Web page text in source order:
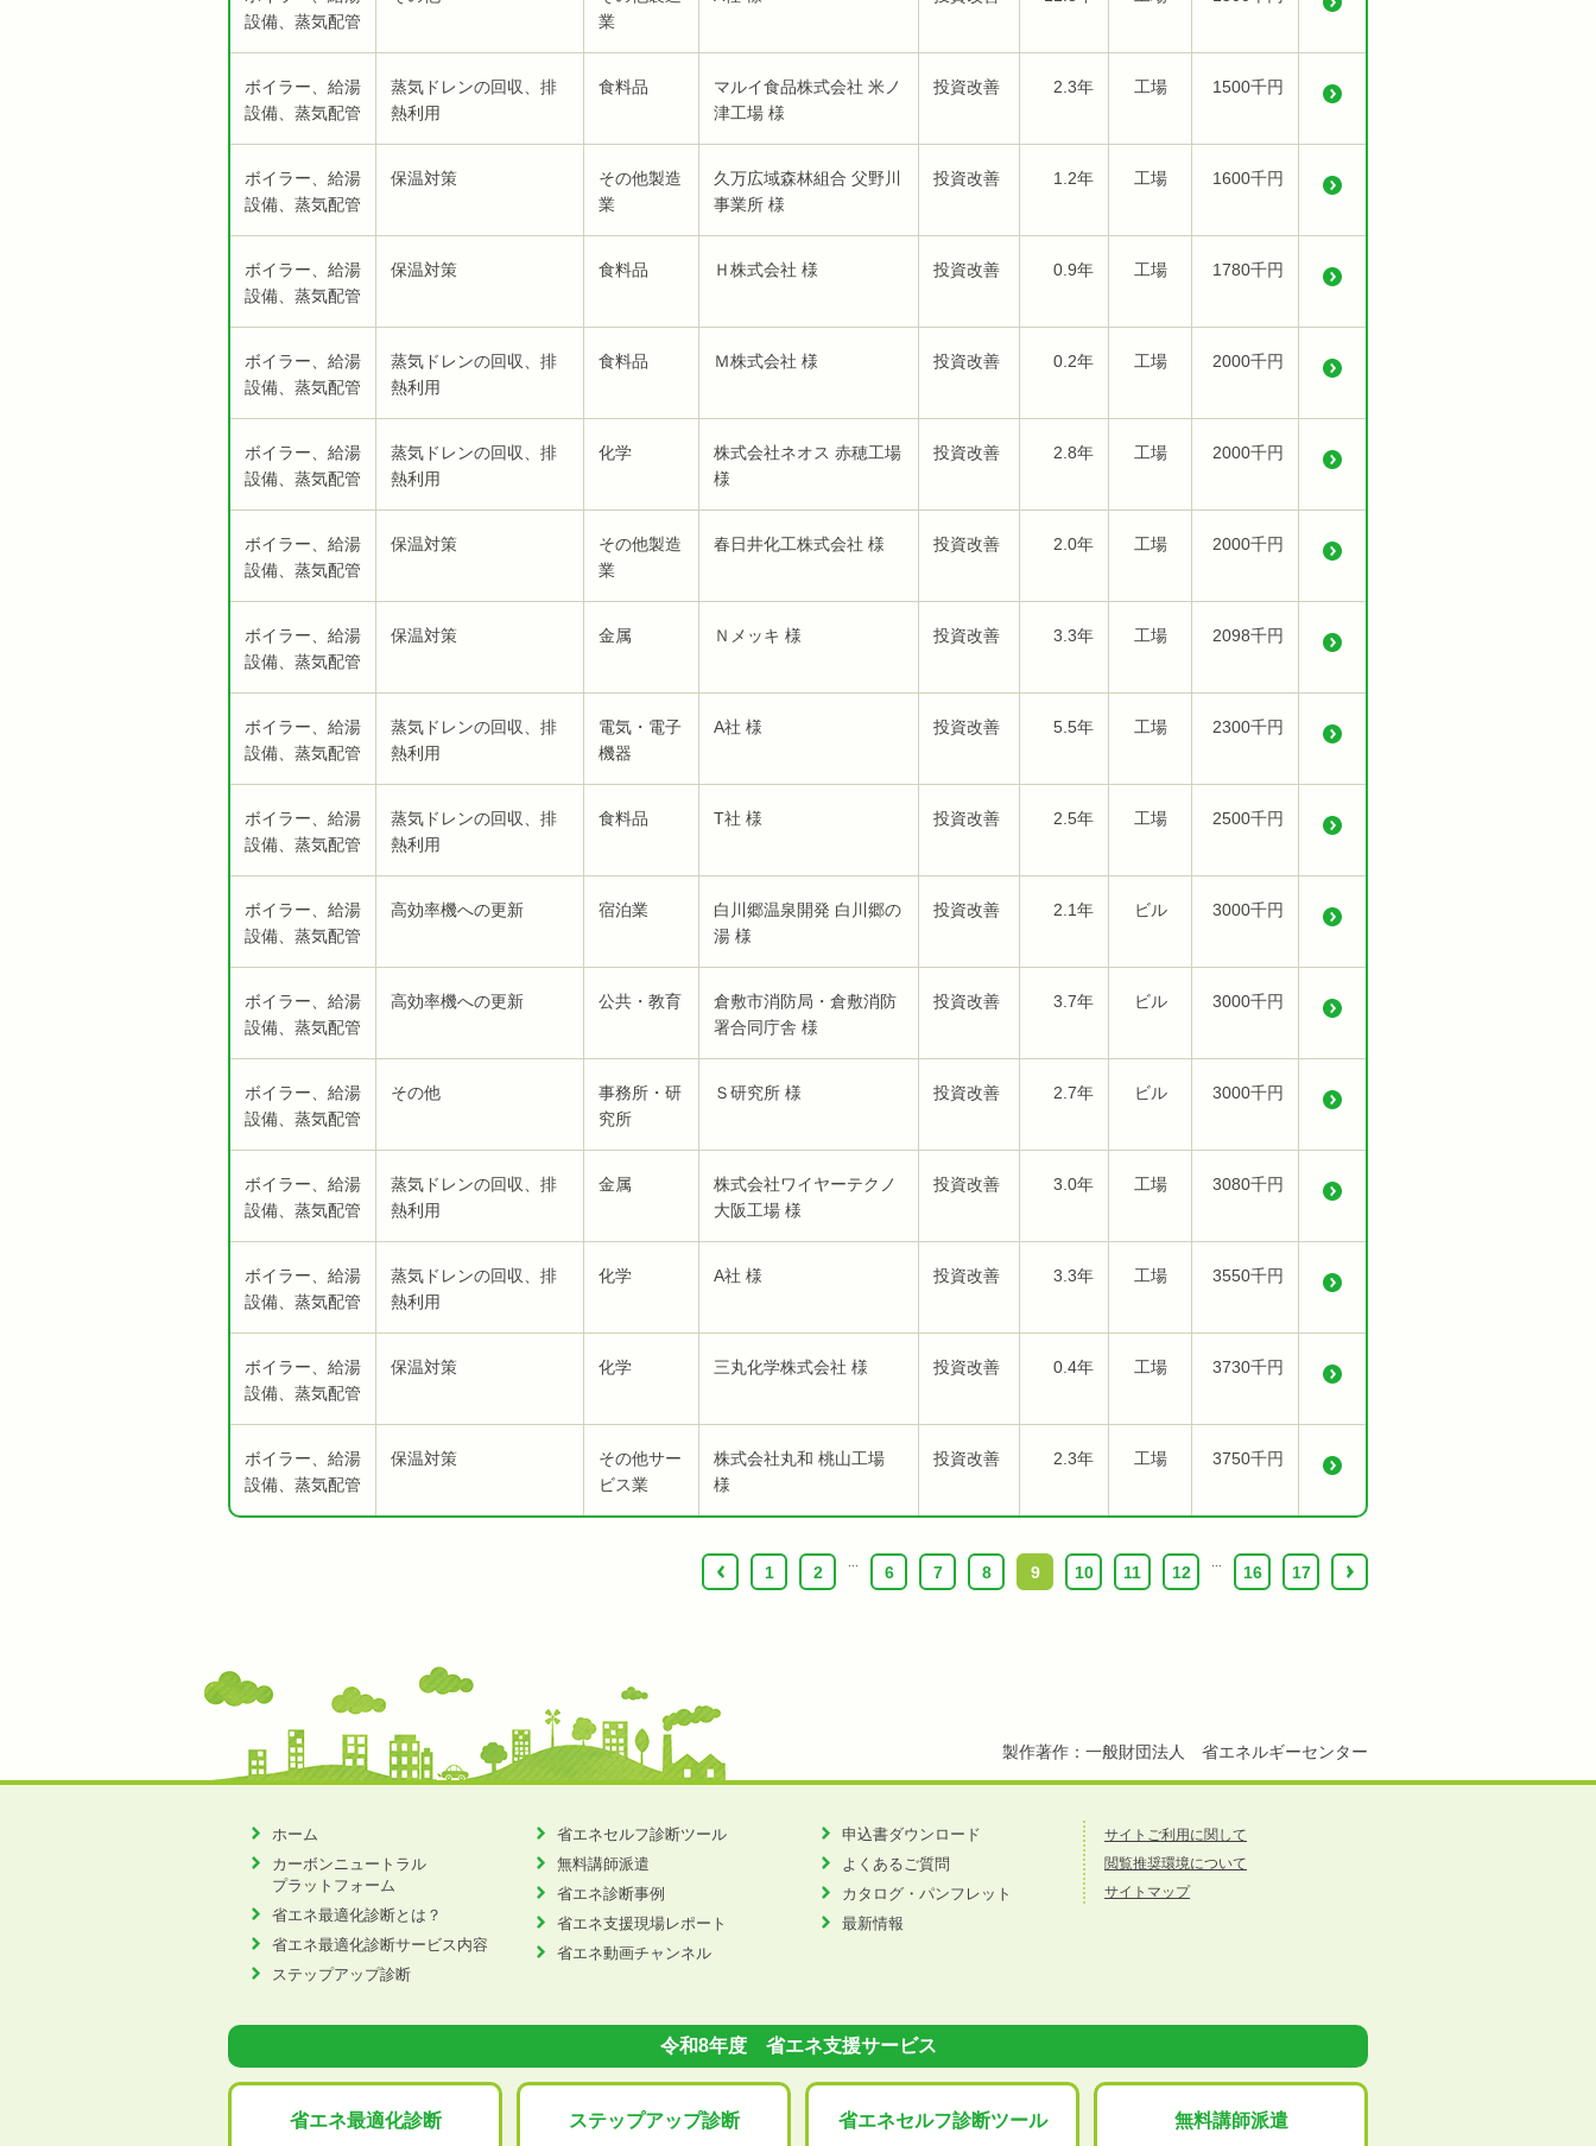
設備、蒸気配管
業
ボイラー、給湯
設備、蒸気配管
蒸気ドレンの回収、排
熱利用
食料品
マルイ食品株式会社 米ノ
津工場 様
投資改善 2.3年 工場 1500千円
ボイラー、給湯
設備、蒸気配管
保温対策
その他製造
業
久万広域森林組合 父野川
事業所 様
投資改善 1.2年 工場 1600千円
ボイラー、給湯
設備、蒸気配管
保温対策 食料品 Ｈ株式会社 様 投資改善 0.9年 工場 1780千円
ボイラー、給湯
設備、蒸気配管
蒸気ドレンの回収、排
熱利用
食料品 Ｍ株式会社 様 投資改善 0.2年 工場 2000千円
ボイラー、給湯
設備、蒸気配管
蒸気ドレンの回収、排
熱利用
化学
株式会社ネオス 赤穂工場
様
投資改善 2.8年 工場 2000千円
ボイラー、給湯
設備、蒸気配管
保温対策
その他製造
業
春日井化工株式会社 様 投資改善 2.0年 工場 2000千円
ボイラー、給湯
設備、蒸気配管
保温対策 金属 Ｎメッキ 様 投資改善 3.3年 工場 2098千円
ボイラー、給湯
設備、蒸気配管
蒸気ドレンの回収、排
熱利用
電気・電子
機器
A社 様 投資改善 5.5年 工場 2300千円
ボイラー、給湯
設備、蒸気配管
蒸気ドレンの回収、排
熱利用
食料品 T社 様 投資改善 2.5年 工場 2500千円
ボイラー、給湯
設備、蒸気配管
高効率機への更新 宿泊業
白川郷温泉開発 白川郷の
湯 様
投資改善 2.1年 ビル 3000千円
ボイラー、給湯
設備、蒸気配管
高効率機への更新 公共・教育
倉敷市消防局・倉敷消防
署合同庁舎 様
投資改善 3.7年 ビル 3000千円
ボイラー、給湯
設備、蒸気配管
その他
事務所・研
究所
Ｓ研究所 様 投資改善 2.7年 ビル 3000千円
ボイラー、給湯
設備、蒸気配管
蒸気ドレンの回収、排
熱利用
金属
株式会社ワイヤーテクノ
大阪工場 様
投資改善 3.0年 工場 3080千円
ボイラー、給湯
設備、蒸気配管
蒸気ドレンの回収、排
熱利用
化学 A社 様 投資改善 3.3年 工場 3550千円
ボイラー、給湯
設備、蒸気配管
保温対策 化学 三丸化学株式会社 様 投資改善 0.4年 工場 3730千円
ボイラー、給湯
設備、蒸気配管
保温対策
その他サー
ビス業
株式会社丸和 桃山工場
様
投資改善 2.3年 工場 3750千円
‹ 1 2 6 7 8 9 10 11 12 16 17 ›
製作著作：一般財団法人 省エネルギーセンター
ホーム
カーボンニュートラル
プラットフォーム
省エネ最適化診断とは？
省エネ最適化診断サービス内容
ステップアップ診断
省エネセルフ診断ツール
無料講師派遣
省エネ診断事例
省エネ支援現場レポート
省エネ動画チャンネル
申込書ダウンロード
よくあるご質問
カタログ・パンフレット
最新情報
サイトご利用に関して
閲覧推奨環境について
サイトマップ
令和8年度 省エネ支援サービス
省エネ最適化診断
ステップアップ診断
省エネセルフ診断ツール
無料講師派遣